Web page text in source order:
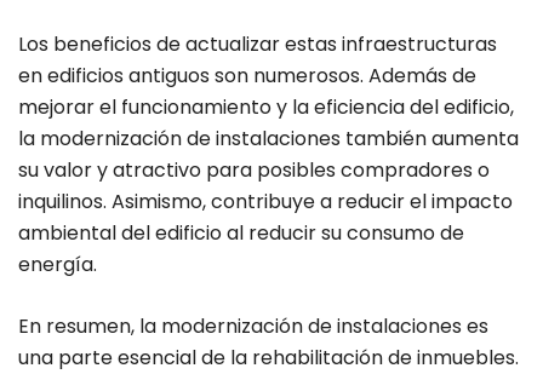
Los beneficios de actualizar estas infraestructuras
en edificios antiguos son numerosos. Además de
mejorar el funcionamiento y la eficiencia del edificio,
la modernización de instalaciones también aumenta
su valor y atractivo para posibles compradores o
inquilinos. Asimismo, contribuye a reducir el impacto
ambiental del edificio al reducir su consumo de
energía.
En resumen, la modernización de instalaciones es
una parte esencial de la rehabilitación de inmuebles.